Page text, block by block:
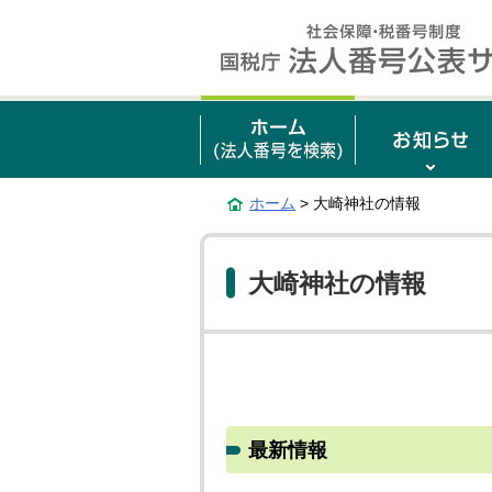
ホーム > 大崎神社の情報
大崎神社の情報
最新情報